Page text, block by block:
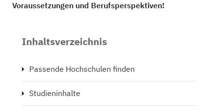
Voraussetzungen und Berufsperspektiven!
Inhaltsverzeichnis
Passende Hochschulen finden
Studieninhalte